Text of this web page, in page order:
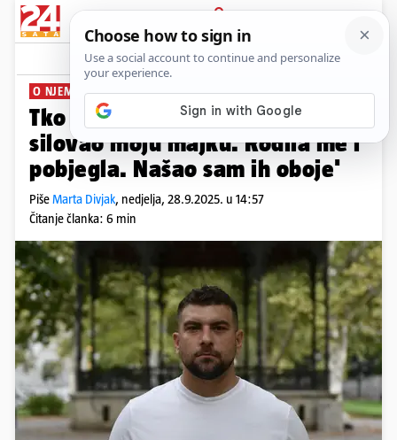
PRIJAVA
News Komentari
O NJEMU SNIMILI DVA FILMA
Tko je Alen Muhić: 'Četnik je '92
silovao moju majku. Rodila me i
pobjegla. Našao sam ih oboje'
PišeMarta Divjak, nedjelja, 28.9.2025. u 14:57
Čitanje članka: 6 min